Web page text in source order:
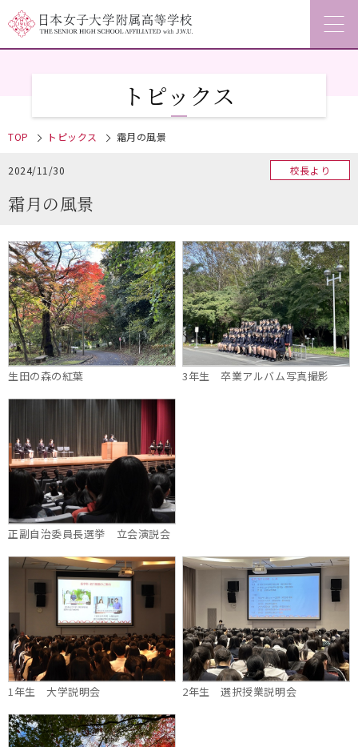
トピックス
TOP トピックス 霜月の風景
2024/11/30 校長より
霜月の風景
生田の森の紅葉 3年生 卒業アルバム写真撮影
正副自治委員長選挙 立会演説会
1年生 大学説明会 2年生 選択授業説明会